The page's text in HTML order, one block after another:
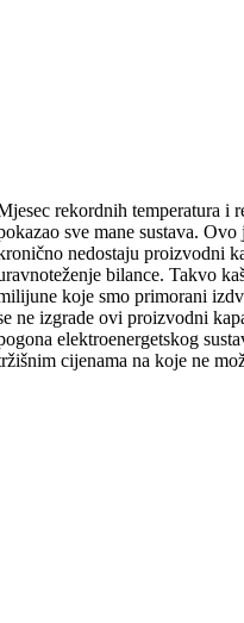
rekordnih temperatura i
sve mane sustava.
nedostaju proizvodni
bilance. Takvo
koje smo primorani
ne izgrade ovi proizvodni
elektroenergetskog
cijenama na koje ne